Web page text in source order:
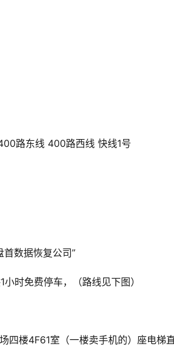
路东线 400路西线 快线1号
数据恢复公司”
时免费停车，（路线见下图）
四楼4F61室（一楼卖手机的）座电梯